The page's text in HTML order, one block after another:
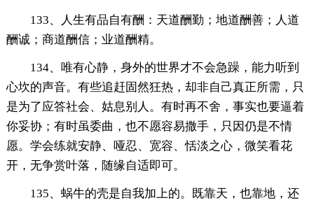
133、人生有品自有酬：天道酬勤；地道酬善；人道
酬诚；商道酬信；业道酬精。
134、唯有心静，身外的世界才不会急躁，能力听到
心坎的声音。有些追赶固然狂热，却非自己真正所需，只
是为了应答社会、姑息别人。有时再不舍，事实也要逼着
你妥协；有时虽委曲，也不愿容易撒手，只因仍是不情
愿。学会练就安静、哑忍、宽容、恬淡之心，微笑看花
开，无争赏叶落，随缘自适即可。
135、蜗牛的壳是自我加上的。既靠天，也靠地，还